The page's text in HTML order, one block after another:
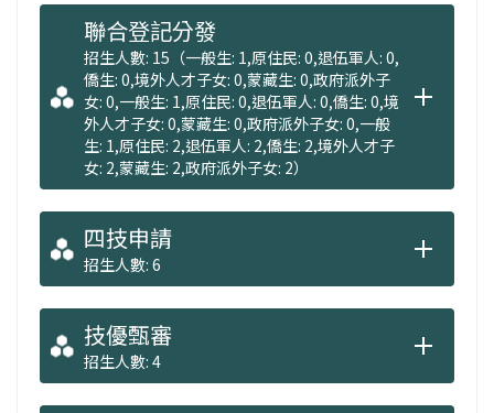
【教學設備】：為配合課程發展需要並強化學
習效果，本系設有1間專業電腦教室 (知識管理
實驗室A503)、1間PBL(Problem Based
Learning)專用教室(問題導向學習法/A401B)教
室包含軟、硬體等設施，足以因應教學、研究
與學生製作專題需要、一間微型創業研討室
(A502)以及2間專用教室(A504、A505)。
（文由健行科技大學企業管理系提供）
聯合登記分發
招生人數: 15（一般生: 1,原住民: 0,退伍軍人: 0,
僑生: 0,境外人才子女: 0,蒙藏生: 0,政府派外子
女: 0,一般生: 1,原住民: 0,退伍軍人: 0,僑生: 0,境
外人才子女: 0,蒙藏生: 0,政府派外子女: 0,一般
生: 1,原住民: 2,退伍軍人: 2,僑生: 2,境外人才子
女: 2,蒙藏生: 2,政府派外子女: 2）
四技申請
招生人數: 6
技優甄審
招生人數: 4